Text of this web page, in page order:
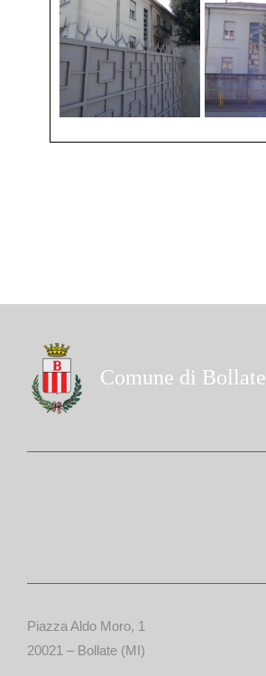
Comune di Bollate
Piazza Aldo Moro, 1
20021 – Bollate (MI)